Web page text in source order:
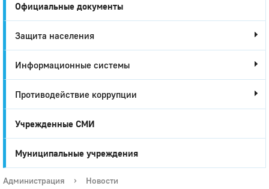
Официальные документы
Защита населения
Информационные системы
Противодействие коррупции
Учрежденные СМИ
Муниципальные учреждения
Администрация › Новости